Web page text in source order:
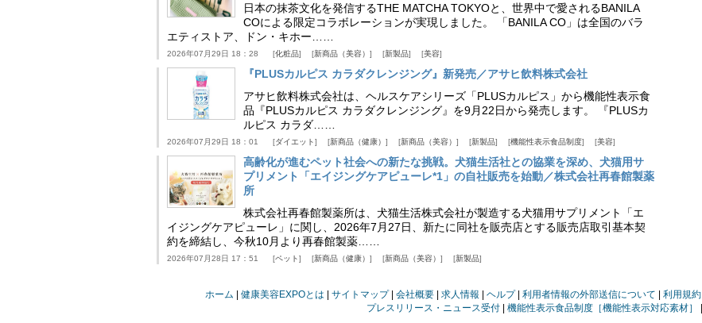
日本の抹茶文化を発信するTHE MATCHA TOKYOと、世界中で愛されるBANILA
COによる限定コラボレーションが実現しました。 「BANILA CO」は全国のバラ
エティストア、ドン・キホー……
2026年07月29日 18：28 化粧品 新商品（美容） 新製品 美容
『PLUSカルピス カラダクレンジング』新発売／アサヒ飲料株式会社
アサヒ飲料株式会社は、ヘルスケアシリーズ「PLUSカルピス」から機能性表示食
品『PLUSカルピス カラダクレンジング』を9月22日から発売します。 『PLUSカ
ルピス カラダ……
2026年07月29日 18：01 ダイエット 新商品（健康） 新商品（美容） 新製品 機能性表示食品制度 美容
高齢化が進むペット社会への新たな挑戦。犬猫生活社との協業を深め、犬猫用サ
プリメント「エイジングケアピューレ*1」の自社販売を始動／株式会社再春館製薬
所
株式会社再春館製薬所は、犬猫生活株式会社が製造する犬猫用サプリメント「エ
イジングケアピューレ」に関し、2026年7月27日、新たに同社を販売店とする販売店取引基本契
約を締結し、今秋10月より再春館製薬……
2026年07月28日 17：51 ペット 新商品（健康） 新商品（美容） 新製品
ホーム 健康美容EXPOとは サイトマップ 会社概要 求人情報 ヘルプ 利用者情報の外部送信について 利用規約
プレスリリース・ニュース受付
機能性表示食品制度［機能性表示対応素材］